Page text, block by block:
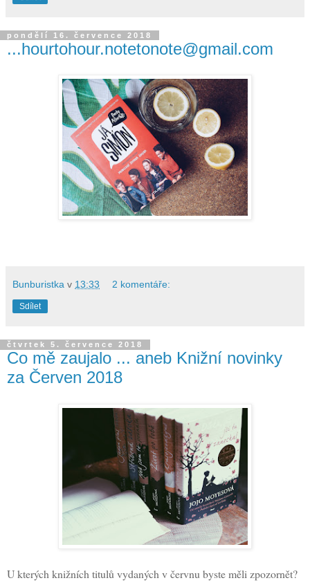
pondělí 16. července 2018
...hourtohour.notetonote@gmail.com
Bunburistka v 13:33 2 komentáře:
Sdílet
čtvrtek 5. července 2018
Co mě zaujalo ... aneb Knižní novinky
za Červen 2018
U kterých knižních titulů vydaných v červnu byste měli zpozornět?